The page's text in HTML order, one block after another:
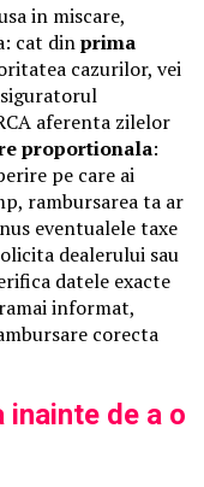
in miscare,
cat dinprima
cazurilor, vei
aferenta zilelor
proportionala:
pe care ai
rambursarea ta ar
eventualele taxe
dealerului sau
datele exacte
informat,
corecta
de a o